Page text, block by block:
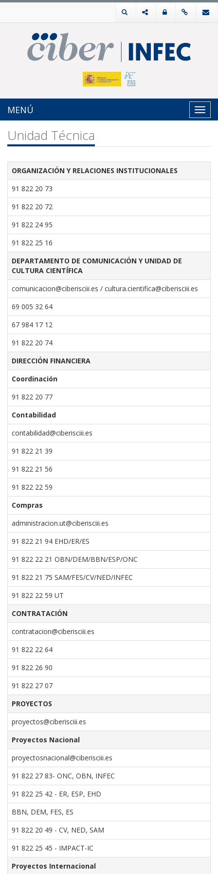
MENÚ
Unidad Técnica
ORGANIZACIÓN Y RELACIONES INSTITUCIONALES
91 822 20 73
91 822 20 72
91 822 24 95
91 822 25 16
DEPARTAMENTO DE COMUNICACIÓN Y UNIDAD DE
CULTURA CIENTÍFICA
comunicacion@ciberisciii.es / cultura.cientifica@ciberisciii.es
69 005 32 64
67 984 17 12
91 822 20 74
DIRECCIÓN FINANCIERA
Coordinación
91 822 20 77
Contabilidad
contabilidad@ciberisciii.es
91 822 21 39
91 822 21 56
91 822 22 59
Compras
administracion.ut@ciberisciii.es
91 822 21 94 EHD/ER/ES
91 822 22 21 OBN/DEM/BBN/ESP/ONC
91 822 21 75 SAM/FES/CV/NED/INFEC
91 822 22 59 UT
CONTRATACIÓN
contratacion@ciberisciii.es
91 822 22 64
91 822 26 90
91 822 27 07
PROYECTOS
proyectos@ciberisciii.es
Proyectos Nacional
proyectosnacional@ciberisciii.es
91 822 27 83- ONC, OBN, INFEC
91 822 25 42 - ER, ESP, EHD
BBN, DEM, FES, ES
91 822 20 49 - CV, NED, SAM
91 822 25 45 - IMPACT-IC
Proyectos Internacional